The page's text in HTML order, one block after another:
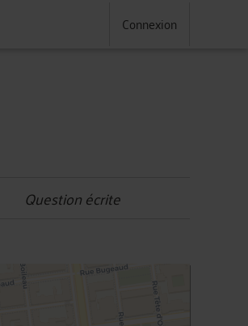
Connexion
Question écrite